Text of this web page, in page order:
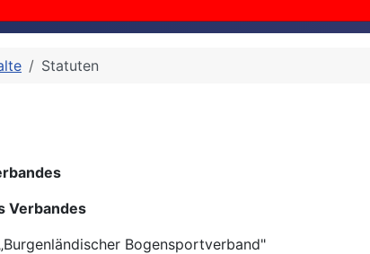
Statuten
Verbandes
Bogensportverband"